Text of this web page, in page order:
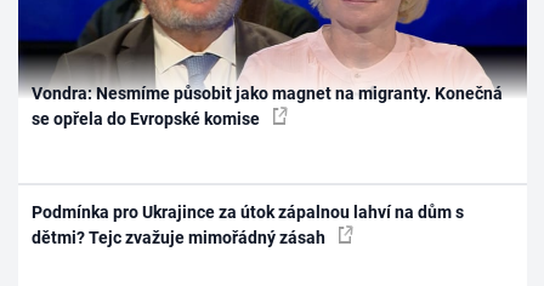
Vondra: Nesmíme působit jako magnet na migranty. Konečná
se opřela do Evropské komise
Podmínka pro Ukrajince za útok zápalnou lahví na dům s
dětmi? Tejc zvažuje mimořádný zásah